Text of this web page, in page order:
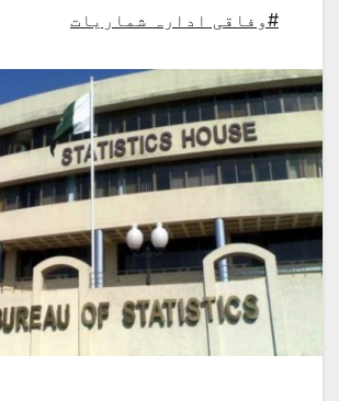
#وفاقی ادارہ شماریات